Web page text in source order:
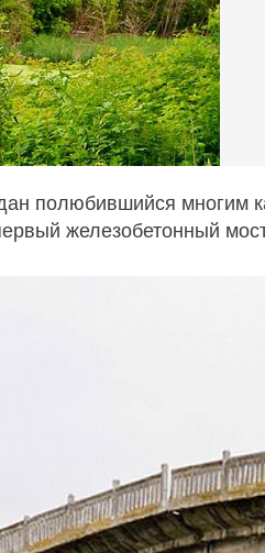
полюбившийся многим
железобетонный